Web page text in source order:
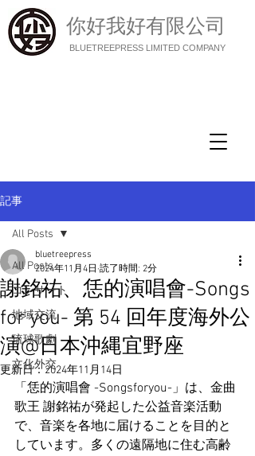
你好我好有限公司
BLUETREEPRESS LIMITED COMPANY
記事
All Posts
コンサート
地域交流
琉球歌劇
文化外交
All Posts
謝銘祐、恁的演唱會-Songs
for you- 第 54 回年度海外公
演@日本沖縄宜野座
bluetreepress
2024年11月4日 読了時間: 2分
更新日： 2024年11月14日
「恁的演唱會 -Songsforyou-」は、金曲
歌王 謝銘祐が発起した公益音楽活動
で、音楽を各地に届けることを目的と
しています。多くの遠隔地に住む高齢